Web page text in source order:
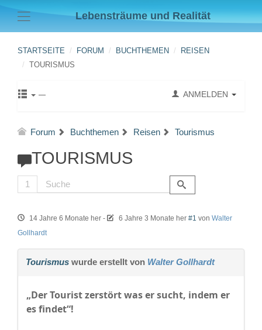
Lebensträume und Realität
STARTSEITE FORUM BUCHTHEMEN
REISEN
TOURISMUS
ANMELDEN
Forum Buchthemen Reisen Tourismus
TOURISMUS
1
14 Jahre 6 Monate her - 6 Jahre 3 Monate her #1 von Walter
Gollhardt
Tourismus wurde erstellt von Walter Gollhardt
„Der Tourist zerstört was er sucht, indem er
es findet“!